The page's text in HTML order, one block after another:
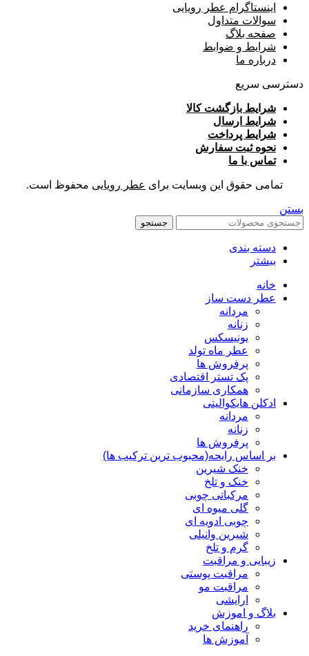
اینستاگرام عطر رویایی
سوالات متداول
صفحه بلاگ
شرایط و ضوابط
درباره ما
دسترسی سریع
شرایط بازگشت کالا
شرایط ارسال
شرایط پرداخت
نحوه ثبت سفارش
تماس با ما
تمامی حقوق این وبسایت برای عطر رویایی محفوظ است.
بستن
جستجو
دسته بندی
بیشتر
خانه
عطر دست ساز
مردانه
زنانه
یونیسکس
عطر ماه تولد
پرفروش ها
پک تستر اقتصادی
همکاری سازمانی
ادکلن هایکوالیتی
مردانه
زنانه
پرفروش ها
بر اساس رایحه(محبوب ترین ترکیب ها)
خنک شیرین
خنک و تلخ
مرکباتی چوبی
گلی میوه ای
چوبی ادویه ای
شیرین وانیلی
گرم و تلخ
زیبایی و مراقبت
مراقبت پوستی
مراقبت مو
ارایشی
بلاگ و اموزش
راهنمای خرید
آموزش ها